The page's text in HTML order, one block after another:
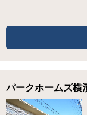
パークホームズ横